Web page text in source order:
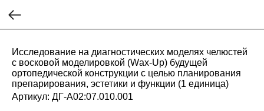
Исследование на диагностических моделях челюстей
с восковой моделировкой (Wаx-Up) будущей
ортопедической конструкции с целью планирования
препарирования, эстетики и функции (1 единица)
Артикул: ДГ-А02:07.010.001